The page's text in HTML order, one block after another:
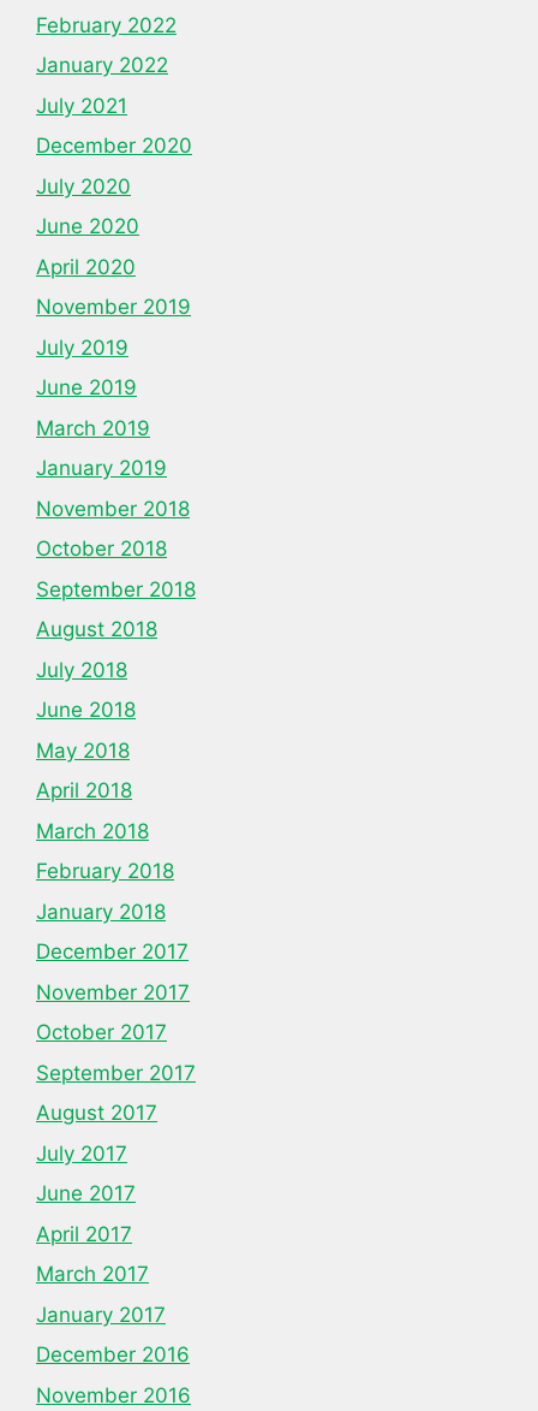
February 2022
January 2022
July 2021
December 2020
July 2020
June 2020
April 2020
November 2019
July 2019
June 2019
March 2019
January 2019
November 2018
October 2018
September 2018
August 2018
July 2018
June 2018
May 2018
April 2018
March 2018
February 2018
January 2018
December 2017
November 2017
October 2017
September 2017
August 2017
July 2017
June 2017
April 2017
March 2017
January 2017
December 2016
November 2016